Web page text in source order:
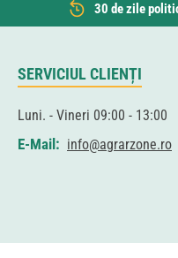
30 de zile
SERVICIUL CLIENȚI
Luni. - Vineri 09:00 - 13:00
E-Mail: info@agrarzone.ro